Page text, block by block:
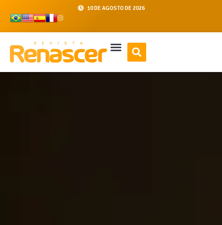
10 DE AGOSTO DE 2026